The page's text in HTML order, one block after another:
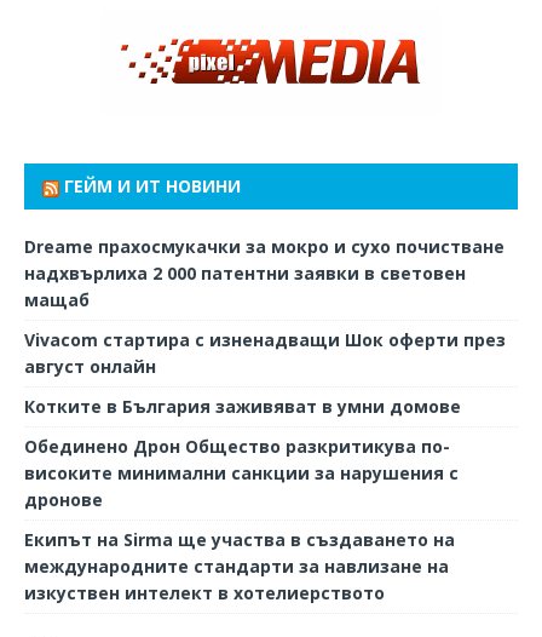
ГЕЙМ И ИТ НОВИНИ
Dreame прахосмукачки за мокро и сухо почистване
надхвърлиха 2 000 патентни заявки в световен
мащаб
Vivacom стартира с изненадващи Шок оферти през
август онлайн
Котките в България заживяват в умни домове
Обединено Дрон Общество разкритикува по-
високите минимални санкции за нарушения с
дронове
Екипът на Sirma ще участва в създаването на
международните стандарти за навлизане на
изкуствен интелект в хотелиерството